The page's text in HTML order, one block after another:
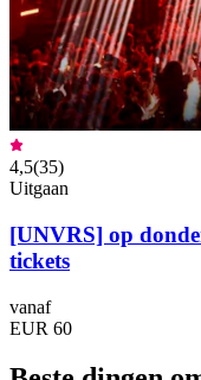
4,5(35)
Uitgaan
[UNVRS] op
tickets
vanaf
EUR 60